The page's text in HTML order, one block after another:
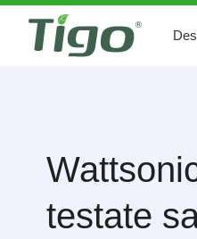
testate